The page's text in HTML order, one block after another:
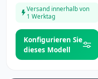
Versand innerhalb von
1 Werktag
Konfigurieren Sie
dieses Modell